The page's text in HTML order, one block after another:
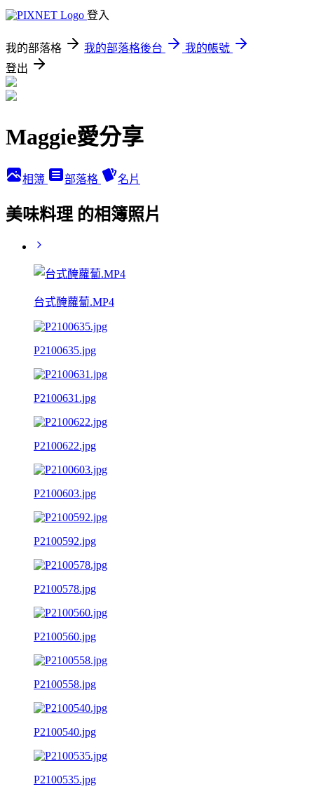
登入
我的部落格 我的部落格後台
我的帳號
登出
Maggie愛分享
相簿 部落格 名片
美味料理 的相簿照片
台式醃蘿蔔.MP4
P2100635.jpg
P2100631.jpg
P2100622.jpg
P2100603.jpg
P2100592.jpg
P2100578.jpg
P2100560.jpg
P2100558.jpg
P2100540.jpg
P2100535.jpg